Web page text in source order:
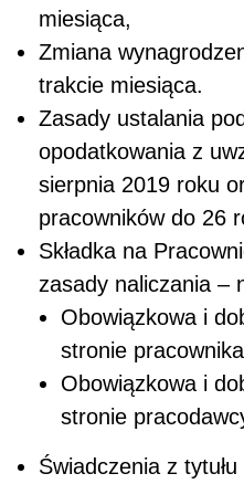
miesiąca,
Zmiana
trakcie miesiąca.
Zasady ustalania
opodatkowania z
sierpnia 2019 roku
pracowników do 26
Składka na
zasady naliczania –
Obowiązkowa i
stronie
Obowiązkowa i
stronie
Świadczenia z